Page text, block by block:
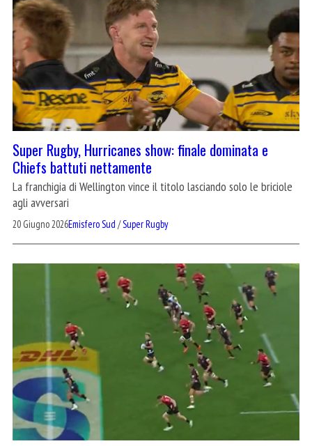
Super Rugby, Hurricanes show: finale dominata e
Chiefs battuti nettamente
La franchigia di Wellington vince il titolo lasciando solo le briciole
agli avversari
20 Giugno 2026Emisfero Sud /Super Rugby